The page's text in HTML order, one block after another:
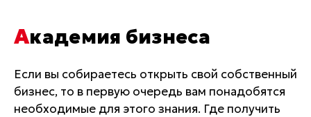
Отдельный вход \ Левый торец здания
info@lred.ru
Академия бизнеса
Если вы собираетесь открыть свой собственный
бизнес, то в первую очередь вам понадобятся
необходимые для этого знания. Где получить